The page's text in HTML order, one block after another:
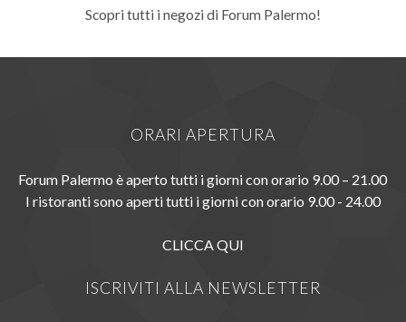
Scopri tutti i negozi di Forum Palermo!
ORARI APERTURA
Forum Palermo è aperto tutti i giorni con orario 9.00 – 21.00
I ristoranti sono aperti tutti i giorni con orario 9.00 - 24.00
CLICCA QUI
ISCRIVITI ALLA NEWSLETTER